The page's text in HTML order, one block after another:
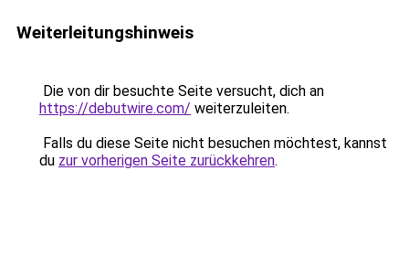
Weiterleitungshinweis
Die von dir besuchte Seite versucht, dich an
https://debutwire.com/ weiterzuleiten.
Falls du diese Seite nicht besuchen möchtest, kannst
du zur vorherigen Seite zurückkehren.